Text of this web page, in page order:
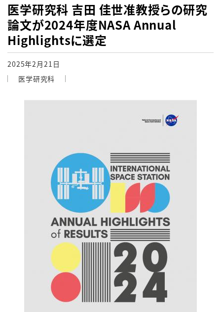
医学研究科 吉田 佳世准教授らの研究
論文が2024年度NASA Annual
Highlightsに選定
2025年2月21日
医学研究科